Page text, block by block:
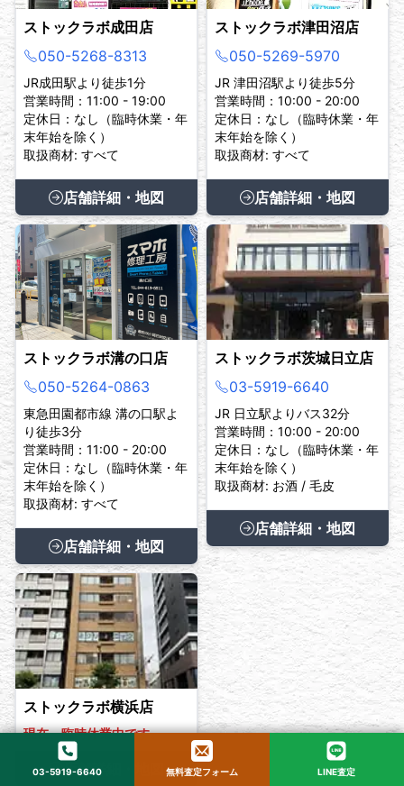
ストックラボ成田店
050-5268-8313
JR成田駅より徒歩1分
営業時間：11:00 - 19:00
定休日：なし（臨時休業・年
末年始を除く）
取扱商材: すべて
店舗詳細・地図
ストックラボ津田沼店
050-5269-5970
JR 津田沼駅より徒歩5分
営業時間：10:00 - 20:00
定休日：なし（臨時休業・年
末年始を除く）
取扱商材: すべて
店舗詳細・地図
ストックラボ溝の口店
050-5264-0863
東急田園都市線 溝の口駅よ
り徒歩3分
営業時間：11:00 - 20:00
定休日：なし（臨時休業・年
末年始を除く）
取扱商材: すべて
店舗詳細・地図
ストックラボ茨城日立店
03-5919-6640
JR 日立駅よりバス32分
営業時間：10:00 - 20:00
定休日：なし（臨時休業・年
末年始を除く）
取扱商材: お酒 / 毛皮
店舗詳細・地図
ストックラボ横浜店
現在、臨時休業中です。
店舗詳細・地図
03-5919-6640 無料査定フォーム LINE査定